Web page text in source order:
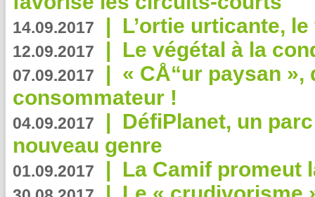
14.09.2017 | L’ortie urticante,
12.09.2017 | Le végétal à la
07.09.2017 | « CÅ“ur paysan
consommateur !
04.09.2017 | DéfiPlanet, un
nouveau genre
01.09.2017 | La Camif promeut